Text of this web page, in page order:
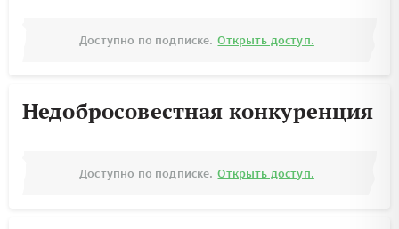
Доступно по подписке. Открыть доступ.
Недобросовестная конкуренция
Доступно по подписке. Открыть доступ.